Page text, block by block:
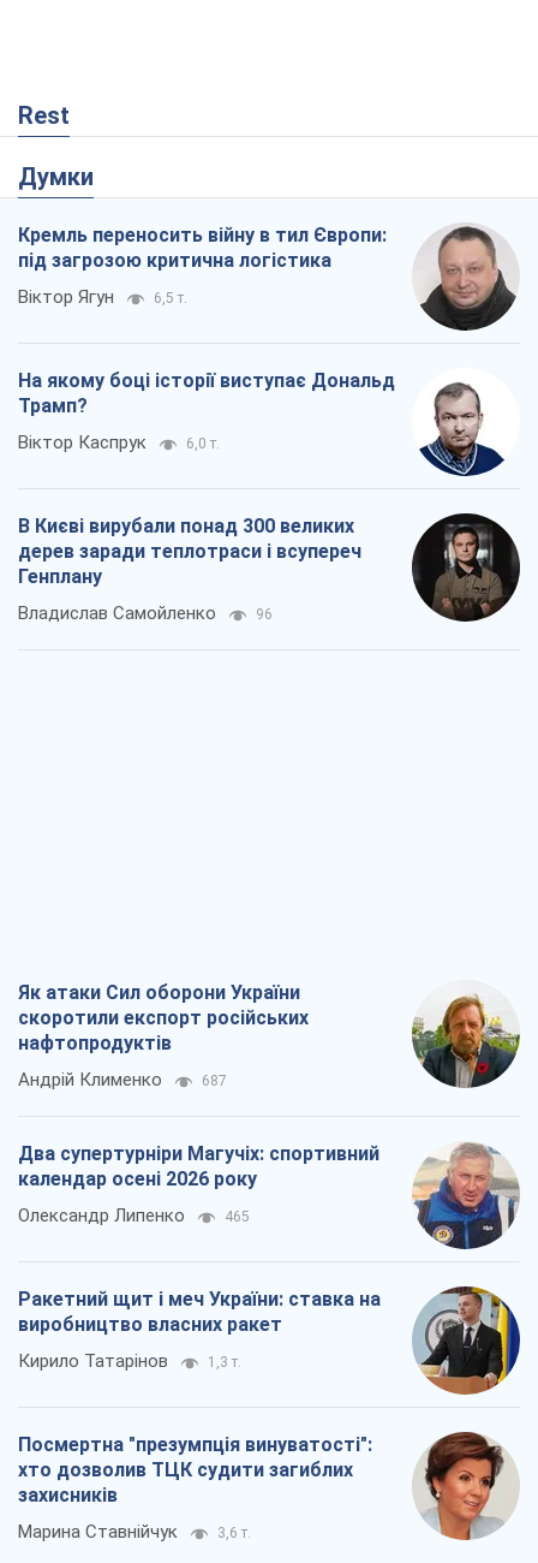
Rest
Думки
Кремль переносить війну в тил Європи:
під загрозою критична логістика
Віктор Ягун 6,5 т.
На якому боці історії виступає Дональд
Трамп?
Віктор Каспрук 6,0 т.
В Києві вирубали понад 300 великих
дерев заради теплотраси і всупереч
Генплану
Владислав Самойленко 96
Як атаки Сил оборони України
скоротили експорт російських
нафтопродуктів
Андрій Клименко 687
Два супертурніри Магучіх: спортивний
календар осені 2026 року
Олександр Липенко 465
Ракетний щит і меч України: ставка на
виробництво власних ракет
Кирило Татарінов 1,3 т.
Посмертна "презумпція винуватості":
хто дозволив ТЦК судити загиблих
захисників
Марина Ставнійчук 3,6 т.